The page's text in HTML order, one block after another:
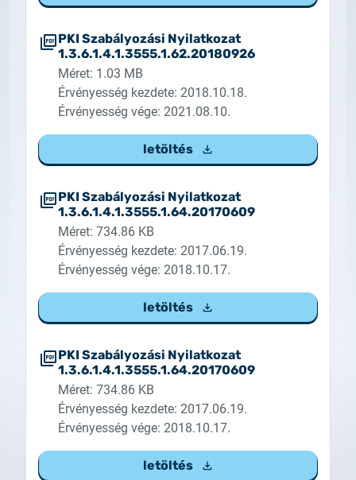
PKI Szabályozási Nyilatkozat
1.3.6.1.4.1.3555.1.62.20180926
Méret: 1.03 MB
Érvényesség kezdete: 2018.10.18.
Érvényesség vége: 2021.08.10.
letöltés
PKI Szabályozási Nyilatkozat
1.3.6.1.4.1.3555.1.64.20170609
Méret: 734.86 KB
Érvényesség kezdete: 2017.06.19.
Érvényesség vége: 2018.10.17.
letöltés
PKI Szabályozási Nyilatkozat
1.3.6.1.4.1.3555.1.64.20170609
Méret: 734.86 KB
Érvényesség kezdete: 2017.06.19.
Érvényesség vége: 2018.10.17.
letöltés